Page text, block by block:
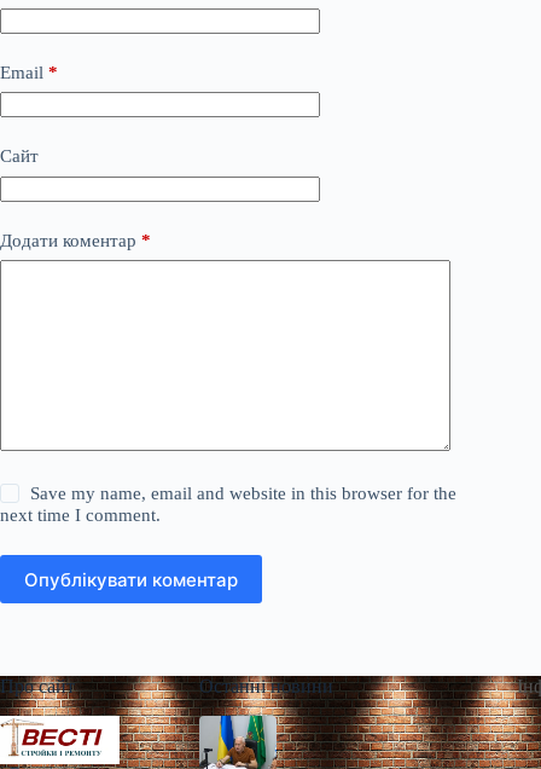
Email *
Сайт
Додати коментар *
Save my name, email and website in this browser for the
next time I comment.
Опублікувати коментар
Про сайт Останні новини